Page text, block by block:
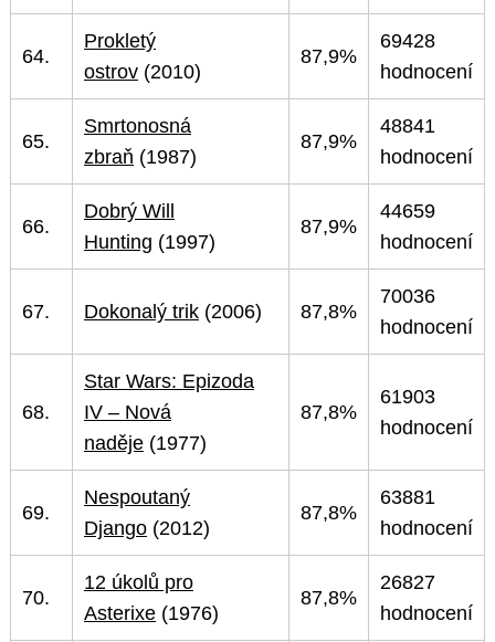
64.
Prokletý
ostrov (2010)
87,9%
69428
hodnocení
65.
Smrtonosná
zbraň (1987)
87,9%
48841
hodnocení
66.
Dobrý Will
Hunting (1997)
87,9%
44659
hodnocení
67. Dokonalý trik (2006) 87,8%
70036
hodnocení
68.
Star Wars: Epizoda
IV – Nová
naděje (1977)
87,8%
61903
hodnocení
69.
Nespoutaný
Django (2012)
87,8%
63881
hodnocení
70.
12 úkolů pro
Asterixe (1976)
87,8%
26827
hodnocení
Search